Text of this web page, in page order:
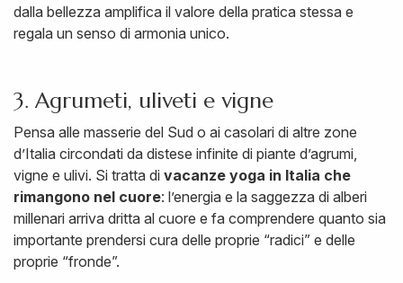
dalla bellezza amplifica il valore della pratica stessa e
regala un senso di armonia unico.
3. Agrumeti, uliveti e vigne
Pensa alle masserie del Sud o ai casolari di altre zone
d’Italia circondati da distese infinite di piante d’agrumi,
vigne e ulivi. Si tratta di vacanze yoga in Italia che
rimangono nel cuore: l’energia e la saggezza di alberi
millenari arriva dritta al cuore e fa comprendere quanto sia
importante prendersi cura delle proprie “radici” e delle
proprie “fronde”.